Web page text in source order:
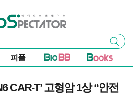
펙테이터
검색
피플
CAR-T’ 고형암 1상 “안전